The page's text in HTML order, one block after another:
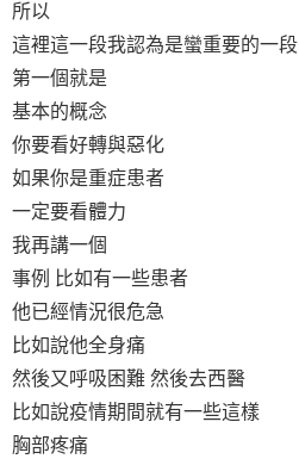
所以
這裡這一段我認為是蠻重要的一段
第一個就是
基本的概念
你要看好轉與惡化
如果你是重症患者
一定要看體力
我再講一個
事例 比如有一些患者
他已經情況很危急
比如說他全身痛
然後又呼吸困難 然後去西醫
比如說疫情期間就有一些這樣
胸部疼痛